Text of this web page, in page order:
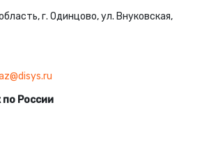
г. Одинцово, ул. Внуковская,
России